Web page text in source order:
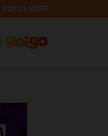
SOY CLIENTE